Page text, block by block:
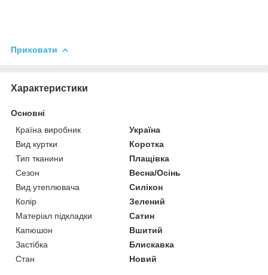
Приховати
Характеристики
Основні
Країна виробник
Україна
Вид куртки
Коротка
Тип тканини
Плащівка
Сезон
Весна/Осінь
Вид утеплювача
Силікон
Колір
Зелений
Матеріал підкладки
Сатин
Капюшон
Вшитий
Застібка
Блискавка
Стан
Новий